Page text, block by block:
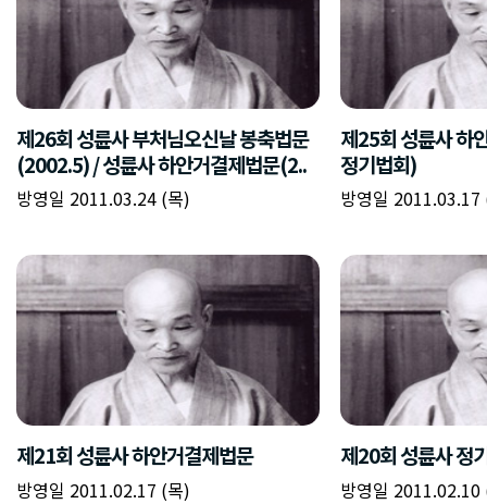
제26회 성륜사 부처님오신날 봉축법문
(2002.5) / 성륜사 하안거결제법문(2..
방영일 2011.03.24 (목)
제25회 성륜사 하
정기법회)
방영일 2011.03.17
제21회 성륜사 하안거결제법문
방영일 2011.02.17 (목)
제20회 성륜사 정
방영일 2011.02.10